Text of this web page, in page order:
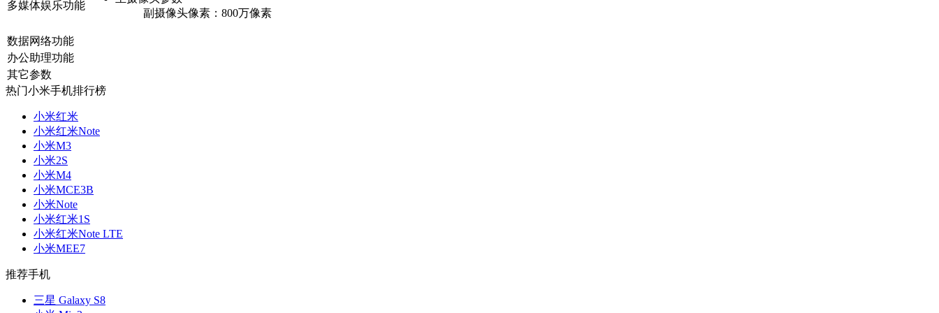
多媒体娱乐功能
副摄像头像素： 800万像素
数据网络功能
办公助理功能
其它参数
热门小米手机排行榜
小米红米
小米红米Note
小米M3
小米2S
小米M4
小米MCE3B
小米Note
小米红米1S
小米红米Note LTE
小米MEE7
推荐手机
三星 Galaxy S8